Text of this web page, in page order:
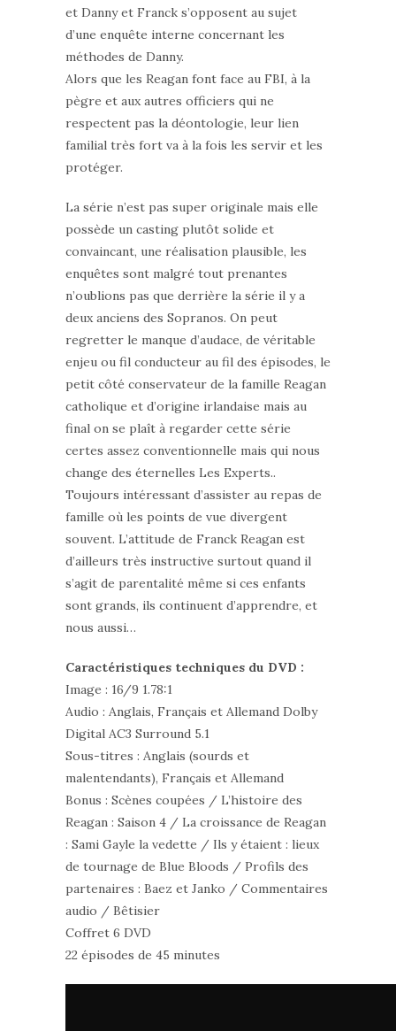
et Danny et Franck s’opposent au sujet
d’une enquête interne concernant les
méthodes de Danny.
Alors que les Reagan font face au FBI, à la
pègre et aux autres officiers qui ne
respectent pas la déontologie, leur lien
familial très fort va à la fois les servir et les
protéger.
La série n’est pas super originale mais elle
possède un casting plutôt solide et
convaincant, une réalisation plausible, les
enquêtes sont malgré tout prenantes
n’oublions pas que derrière la série il y a
deux anciens des Sopranos. On peut
regretter le manque d’audace, de véritable
enjeu ou fil conducteur au fil des épisodes, le
petit côté conservateur de la famille Reagan
catholique et d’origine irlandaise mais au
final on se plaît à regarder cette série
certes assez conventionnelle mais qui nous
change des éternelles Les Experts..
Toujours intéressant d’assister au repas de
famille où les points de vue divergent
souvent. L’attitude de Franck Reagan est
d’ailleurs très instructive surtout quand il
s’agit de parentalité même si ces enfants
sont grands, ils continuent d’apprendre, et
nous aussi…
Caractéristiques techniques du DVD :
Image : 16/9 1.78:1
Audio : Anglais, Français et Allemand Dolby
Digital AC3 Surround 5.1
Sous-titres : Anglais (sourds et
malentendants), Français et Allemand
Bonus : Scènes coupées / L’histoire des
Reagan : Saison 4 / La croissance de Reagan
: Sami Gayle la vedette / Ils y étaient : lieux
de tournage de Blue Bloods / Profils des
partenaires : Baez et Janko / Commentaires
audio / Bêtisier
Coffret 6 DVD
22 épisodes de 45 minutes